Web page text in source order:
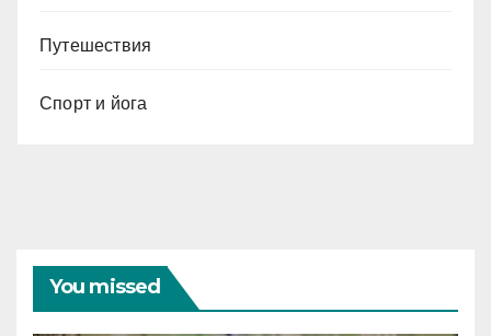
Путешествия
Спорт и йога
You missed